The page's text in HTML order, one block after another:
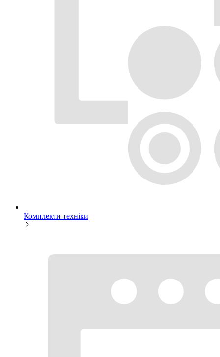
Комплекти техніки